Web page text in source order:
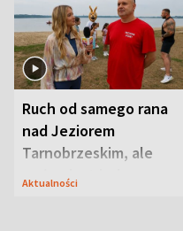
Ruch od samego rana
nad Jeziorem
Tarnobrzeskim, ale
ważna jest jedna
Aktualności